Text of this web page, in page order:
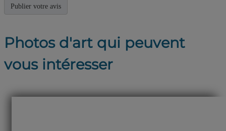
Photos d'art qui peuvent
vous intéresser